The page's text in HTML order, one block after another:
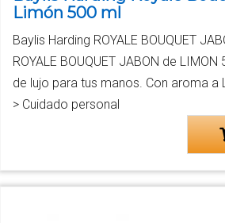
Limón 500 ml
Baylis Harding ROYALE BOUQUET
ROYALE BOUQUET JABON de
de lujo para tus manos. Con aroma a
> Cuidado personal